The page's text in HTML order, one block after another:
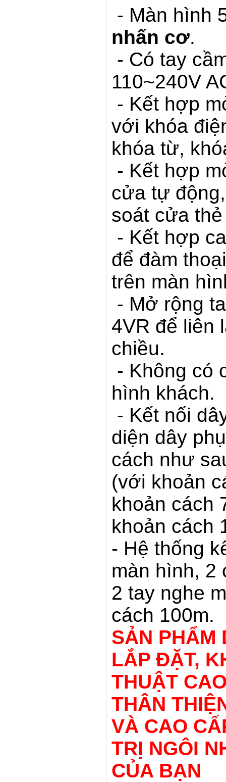
- Màn hình
nhấn cơ.
- Có tay
110~240V
- Kết hợp
với khóa
khóa từ,
- Kết hợp
cửa tự
soát cửa
- Kết hợp
để đàm
trên màn
- Mở rộng
4VR để liên
chiều.
- Không có
hình khách.
- Kết nối
diện dây
cách như
(với khoản
khoản cách
khoản cách
- Hệ thống
màn hình, 2
2 tay nghe
cách 100m.
SẢN PHẨM
LẮP ĐẶT,
THUẬT
THÂN
VÀ CAO
TRỊ NGÔI
CỦA BẠN